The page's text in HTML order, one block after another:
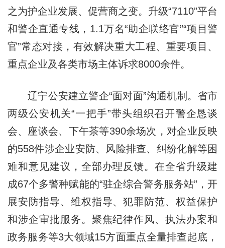
之为护企业发展、促营商之变。升级“7110”平台
和警企直通专线，1.1万名“助企联络官”“项目警
官”常态对接，有效解决重大工程、重要项目、
重点企业及各类市场主体诉求8000余件。
辽宁公安建立警企“面对面”沟通机制。省市
两级公安机关“一把手”带头组织召开警企恳谈
会、座谈会、下午茶等390余场次，对企业反映
的558件涉企业安防、风险排查、纠纷化解等困
难和意见建议，全部办理反馈。在全省升级建
成67个多警种赋能的“驻企综合警务服务站”，开
展安防指导、维权指导、犯罪防范、权益保护
和涉企审批服务。聚焦纪律作风、执法办案和
政务服务等3大领域15方面重点全量排查起底，